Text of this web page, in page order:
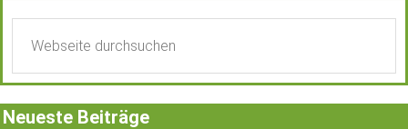
Neueste Beiträge